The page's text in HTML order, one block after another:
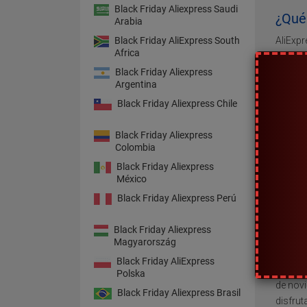
que
Black
de
Black Friday Aliexpress Saudi
Arabia
Black Friday AliExpress South
Africa
Black Friday Aliexpress
Argentina
Black Friday Aliexpress Chile
Black Friday Aliexpress
Colombia
Black Friday Aliexpress
México
Black Friday Aliexpress Perú
Black Friday Aliexpress
Magyarország
Black Friday AliExpress
Polska
Black Friday Aliexpress Brasil